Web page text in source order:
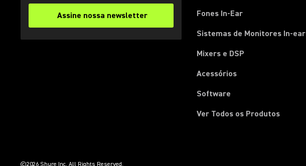
Assine nossa newsletter
Fones In-Ear
Sistemas de Monitores In-ear
Mixers e DSP
Acessórios
Software
Ver Todos os Produtos
©2026 Shure Inc. All Rights Reserved.